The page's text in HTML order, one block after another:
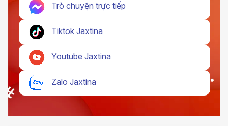
Trò chuyện trực tiếp
Tiktok Jaxtina
Youtube Jaxtina
Zalo Jaxtina